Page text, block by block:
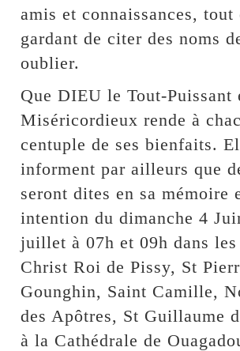
amis et connaissances, tout
gardant de citer des noms
oublier.
Que DIEU le Tout-Puissant
Miséricordieux rende à
centuple de ses bienfaits.
informent par ailleurs que
seront dites en sa mémoire
intention du dimanche 4
juillet à 07h et 09h dans les
Christ Roi de Pissy, St
Gounghin, Saint Camille,
des Apôtres, St Guillaume
à la Cathédrale de